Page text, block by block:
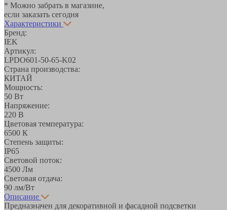
* Можно забрать в магазине,
если заказать сегодня
Характеристики
Бренд:
IEK
Артикул:
LPDO601-50-65-K02
Страна производства:
КИТАЙ
Мощность:
50 Вт
Напряжение:
220 В
Цветовая температура:
6500 К
Степень защиты:
IP65
Световой поток:
4500 Лм
Световая отдача:
90 лм/Вт
Описание
Предназначен для декоративной и фасадной подсветки